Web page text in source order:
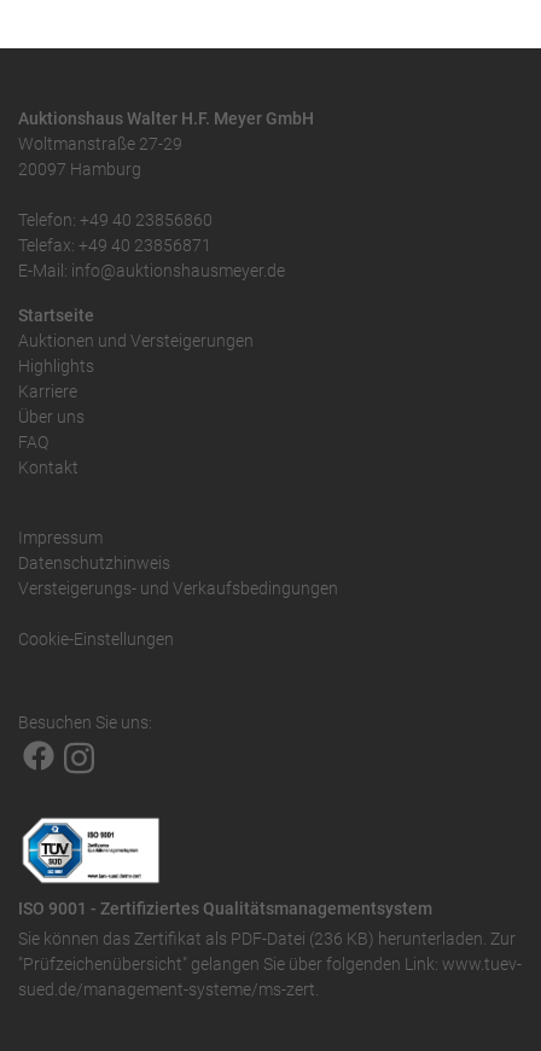
Auktionshaus Walter H.F. Meyer GmbH
Woltmanstraße 27-29
20097 Hamburg
Telefon: +49 40 23856860
Telefax: +49 40 23856871
E-Mail: info@auktionshausmeyer.de
Startseite
Auktionen und Versteigerungen
Highlights
Karriere
Über uns
FAQ
Kontakt
Impressum
Datenschutzhinweis
Versteigerungs- und Verkaufsbedingungen
Cookie-Einstellungen
Besuchen Sie uns:
ISO 9001 - Zertifiziertes Qualitätsmanagementsystem
Sie können das Zertifikat als PDF-Datei (236 KB) herunterladen. Zur
"Prüfzeichenübersicht" gelangen Sie über folgenden Link: www.tuev-
sued.de/management-systeme/ms-zert